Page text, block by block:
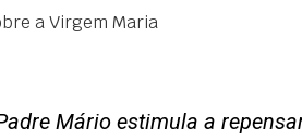
a Virgem Maria
Mário estimula a